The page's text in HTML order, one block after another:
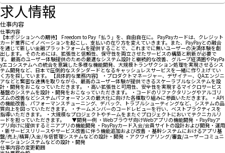
求人情報
仕事内容
仕事内容
【本ポジションへの期待】 Freedom to Pay「払う」を、自由自在に。 PayPayカードは、クレジット
カード業界にイノベーションを起こし、支払いの在り方を変えていきます。また、PayPayとの融合
を通じて新しい金融プラットフォームを提供することで、これまでに無いユーザーの決済体験を創
出します。 そのためには、拡張性と信頼性、保守性を両立させたサービスの構築と刷新が必要で
す。 最高のユーザー体験提供のための最適なシステム設計と継続的な改善、グループ経済圏やPayPa
yエコシステムへの統合を意識した多様な機能開発、大規模トランザクション処理を実現させるシス
テム開発など、日本で圧倒的なスタンダードとなるキャッシュレスサービスを一緒に作り上げてい
く方を探しています。 【具体的な業務内容】 ・プロダクトマネージャー、デザイナー、QAエンジニ
アなどと緊密な連携を取りながら、最高のユーザー体験が提供できるスケーラブルなシステムを設
計・開発をおこなっていただきます。 ・高い拡張性と可用性、安全性を実現するマイクロサービス
基盤のシステムを設計・開発をおこなっていただきます。 ・コードのリファクタリングやアルゴリ
ズムの改善などシステムパフォーマンスの最大化に向けた各種取り組みに参画いただきます。 ・API
の機能改善、パフォーマンスチューニング、デバック、トラブルシューティングなど、システムの品
質向上を図っていただきます。 ・チームメンバーのコードレビューを行い、ベストプラクティスを
指導いただきます。 ・大規模なプロジェクトやチームをまたぐプロジェクトにおいてテクニカルリ
ードを担っていただきます。 ▼開発一例 ・Webブラウザ向けWebアプリの機能開発 ・PayPayア
プリ向けに提供するミニアプリの機能開発 ・PayPayカード入会/会員サイトの設計および開発・運用
・新サービスリリースやサービス改善に伴う機能追加および改善 ・基幹システムにおけるアプリ基
盤/売上/精算/入金/与信管理システムなどの設計・開発 ・アクワイアリング/審査/ユーザーコミュニ
ケーションシステムなどの設計・開発
仕事内容の変更範囲